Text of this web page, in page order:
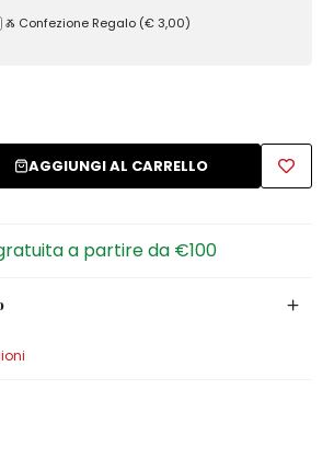
Ⰶ Confezione Regalo (€ 3,00)
AGGIUNGI AL CARRELLO
a partire da €100